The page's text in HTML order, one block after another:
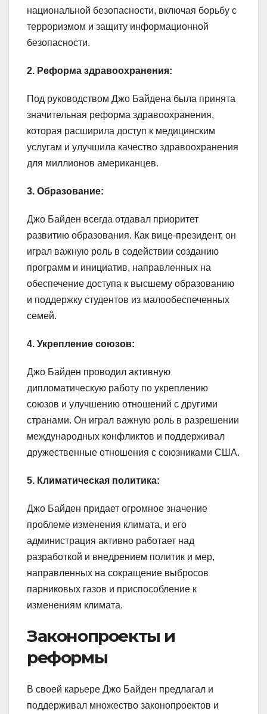
национальной безопасности, включая борьбу с
терроризмом и защиту информационной
безопасности.
2. Реформа здравоохранения:
Под руководством Джо Байдена была принята
значительная реформа здравоохранения,
которая расширила доступ к медицинским
услугам и улучшила качество здравоохранения
для миллионов американцев.
3. Образование:
Джо Байден всегда отдавал приоритет
развитию образования. Как вице-президент, он
играл важную роль в содействии созданию
программ и инициатив, направленных на
обеспечение доступа к высшему образованию
и поддержку студентов из малообеспеченных
семей.
4. Укрепление союзов:
Джо Байден проводил активную
дипломатическую работу по укреплению
союзов и улучшению отношений с другими
странами. Он играл важную роль в разрешении
международных конфликтов и поддерживал
дружественные отношения с союзниками США.
5. Климатическая политика:
Джо Байден придает огромное значение
проблеме изменения климата, и его
администрация активно работает над
разработкой и внедрением политик и мер,
направленных на сокращение выбросов
парниковых газов и приспособление к
изменениям климата.
Законопроекты и
реформы
В своей карьере Джо Байден предлагал и
поддерживал множество законопроектов и